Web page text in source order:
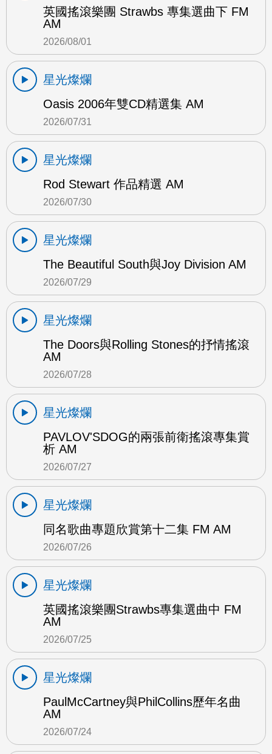
英國搖滾樂團 Strawbs 專集選曲下 FM
AM
2026/08/01
星光燦爛
Oasis 2006年雙CD精選集 AM
2026/07/31
星光燦爛
Rod Stewart 作品精選 AM
2026/07/30
星光燦爛
The Beautiful South與Joy Division AM
2026/07/29
星光燦爛
The Doors與Rolling Stones的抒情搖滾
AM
2026/07/28
星光燦爛
PAVLOV'SDOG的兩張前衛搖滾專集賞
析 AM
2026/07/27
星光燦爛
同名歌曲專題欣賞第十二集 FM AM
2026/07/26
星光燦爛
英國搖滾樂團Strawbs專集選曲中 FM
AM
2026/07/25
星光燦爛
PaulMcCartney與PhilCollins歷年名曲
AM
2026/07/24